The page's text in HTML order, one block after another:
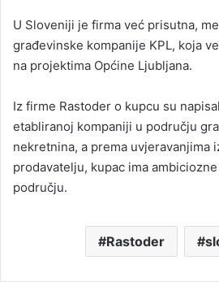
U Sloveniji je firma već prisutna,
građevinske kompanije KPL, koja
na projektima Općine Ljubljana.
Iz firme Rastoder o kupcu su
etabliranoj kompaniji u području
nekretnina, a prema uvjeravanjima
prodavatelju, kupac ima
području.
Rastoder